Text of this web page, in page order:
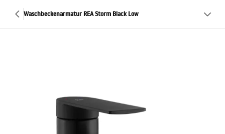
Waschbeckenarmatur REA Storm Black Low